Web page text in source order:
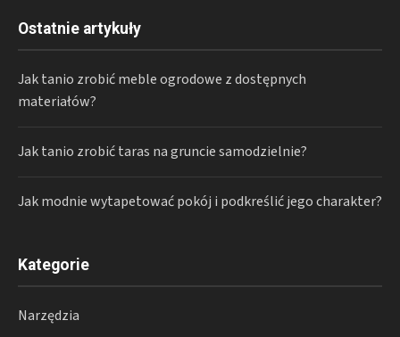
Ostatnie artykuły
Jak tanio zrobić meble ogrodowe z dostępnych
materiałów?
Jak tanio zrobić taras na gruncie samodzielnie?
Jak modnie wytapetować pokój i podkreślić jego charakter?
Kategorie
Narzędzia